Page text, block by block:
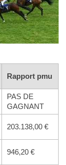
Rapport pmu
PAS DE
GAGNANT
203.138,00 €
946,20 €